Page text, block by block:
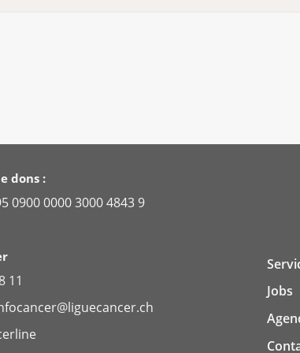
urine, sueur.
avec le personnel soignant ou avec vos
dons :
0900 0000 3000 4843 9
11
Jobs